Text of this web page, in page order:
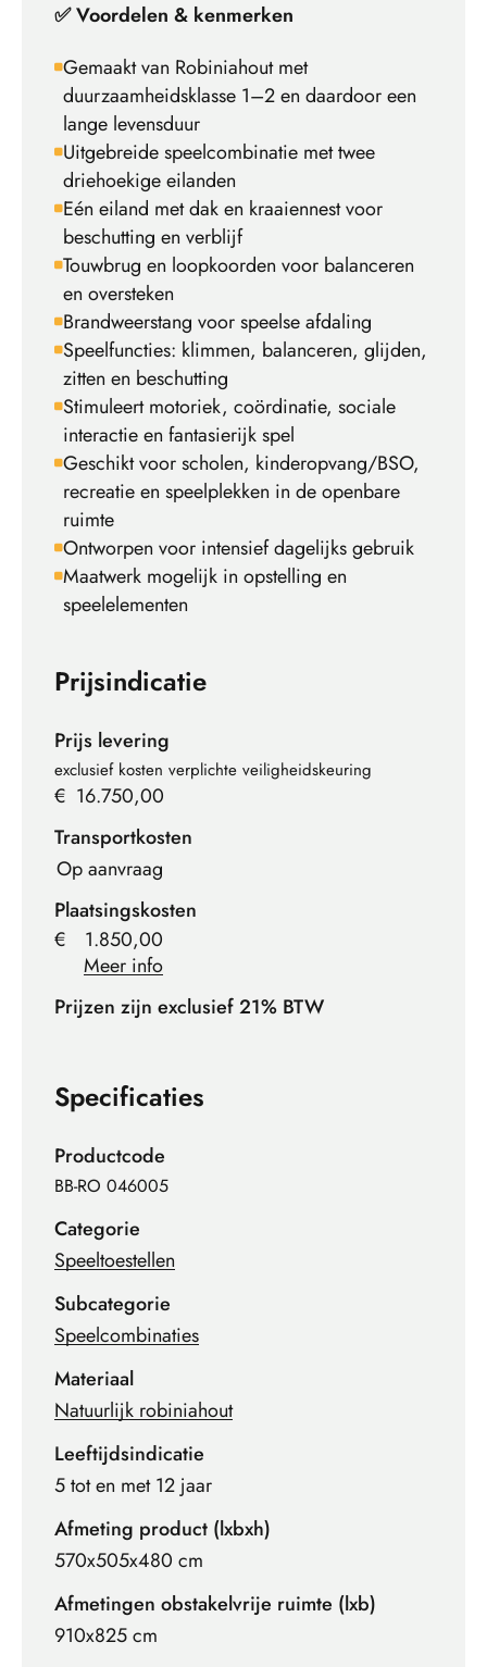
✅ Voordelen & kenmerken
Gemaakt van Robiniahout met
duurzaamheidsklasse 1–2 en daardoor een
lange levensduur
Uitgebreide speelcombinatie met twee
driehoekige eilanden
Eén eiland met dak en kraaiennest voor
beschutting en verblijf
Touwbrug en loopkoorden voor balanceren
en oversteken
Brandweerstang voor speelse afdaling
Speelfuncties: klimmen, balanceren, glijden,
zitten en beschutting
Stimuleert motoriek, coördinatie, sociale
interactie en fantasierijk spel
Geschikt voor scholen, kinderopvang/BSO,
recreatie en speelplekken in de openbare
ruimte
Ontworpen voor intensief dagelijks gebruik
Maatwerk mogelijk in opstelling en
speelelementen
Prijsindicatie
Prijs levering
exclusief kosten verplichte veiligheidskeuring
€ 16.750,00
Transportkosten
Op aanvraag
Plaatsingskosten
€
1.850,00
Meer info
Prijzen zijn exclusief 21% BTW
Specificaties
Productcode
BB-RO 046005
Categorie
Speeltoestellen
Subcategorie
Speelcombinaties
Materiaal
Natuurlijk robiniahout
Leeftijdsindicatie
5 tot en met 12 jaar
Afmeting product (lxbxh)
570x505x480 cm
Afmetingen obstakelvrije ruimte (lxb)
910x825 cm